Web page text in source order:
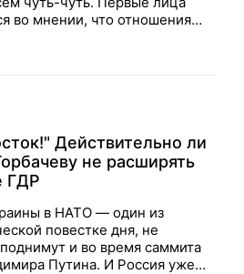
во мнении, что отношения
Действительно ли
не расширять
ГДР
в НАТО — один из
повестке дня, не
и во время саммита
Путина. И Россия уже